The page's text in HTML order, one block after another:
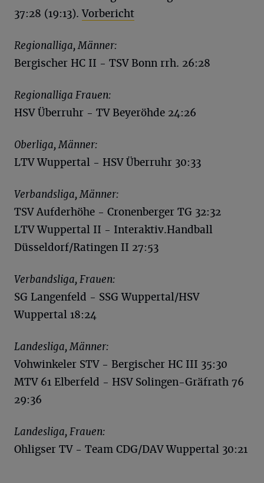
37:28 (19:13).Vorbericht
Regionalliga, Männer:
Bergischer HC II - TSV Bonn rrh. 26:28
Regionalliga Frauen:
HSV Überruhr - TV Beyeröhde 24:26
Oberliga, Männer:
LTV Wuppertal - HSV Überruhr 30:33
Verbandsliga, Männer:
TSV Aufderhöhe - Cronenberger TG 32:32
LTV Wuppertal II - Interaktiv.Handball
Düsseldorf/Ratingen II 27:53
Verbandsliga, Frauen:
SG Langenfeld - SSG Wuppertal/HSV
Wuppertal 18:24
Landesliga, Männer:
Vohwinkeler STV - Bergischer HC III 35:30
MTV 61 Elberfeld - HSV Solingen-Gräfrath 76
29:36
Landesliga, Frauen:
Ohligser TV - Team CDG/DAV Wuppertal 30:21